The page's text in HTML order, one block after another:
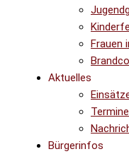
Frauen
Aktuelles
Bürgerinfos